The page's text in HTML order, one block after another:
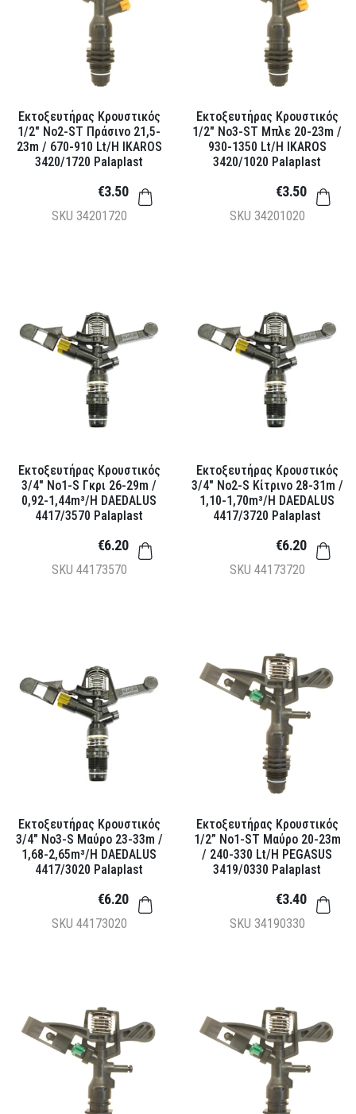
Εκτοξευτήρας Κρουστικός
1/2" Νο2-ST Πράσινο 21,5-
23m / 670-910 Lt/h IKAROS
3420/1720 Palaplast
SKU 34201720
€3.50
Εκτοξευτήρας Κρουστικός
1/2" Νο3-ST Μπλε 20-23m /
930-1350 Lt/h IKAROS
3420/1020 Palaplast
SKU 34201020
€3.50
Εκτοξευτήρας Κρουστικός
3/4" Νο1-S Γκρι 26-29m /
0,92-1,44m³/h DAEDALUS
4417/3570 Palaplast
SKU 44173570
€6.20
Εκτοξευτήρας Κρουστικός
3/4" Νο2-S Κίτρινο 28-31m /
1,10-1,70m³/h DAEDALUS
4417/3720 Palaplast
SKU 44173720
€6.20
Εκτοξευτήρας Κρουστικός
3/4" Νο3-S Μαύρο 23-33m /
1,68-2,65m³/h DAEDALUS
4417/3020 Palaplast
SKU 44173020
€6.20
Εκτοξευτήρας Κρουστικός
1/2” Νο1-ST Μαύρο 20-23m
/ 240-330 Lt/h PEGASUS
3419/0330 Palaplast
SKU 34190330
€3.40